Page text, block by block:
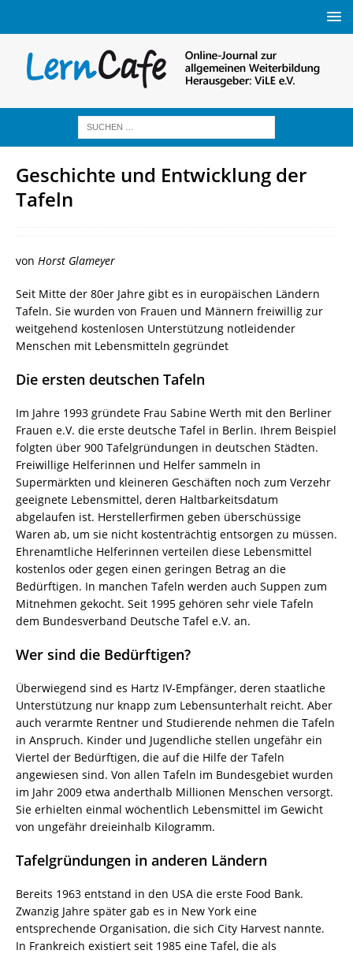
Geschichte und Entwicklung der
Tafeln
von Horst Glameyer
Seit Mitte der 80er Jahre gibt es in europäischen Ländern
Tafeln. Sie wurden von Frauen und Männern freiwillig zur
weitgehend kostenlosen Unterstützung notleidender
Menschen mit Lebensmitteln gegründet
Die ersten deutschen Tafeln
Im Jahre 1993 gründete Frau Sabine Werth mit den Berliner
Frauen e.V. die erste deutsche Tafel in Berlin. Ihrem Beispiel
folgten über 900 Tafelgründungen in deutschen Städten.
Freiwillige Helferinnen und Helfer sammeln in
Supermärkten und kleineren Geschäften noch zum Verzehr
geeignete Lebensmittel, deren Haltbarkeitsdatum
abgelaufen ist. Herstellerfirmen geben überschüssige
Waren ab, um sie nicht kostenträchtig entsorgen zu müssen.
Ehrenamtliche Helferinnen verteilen diese Lebensmittel
kostenlos oder gegen einen geringen Betrag an die
Bedürftigen. In manchen Tafeln werden auch Suppen zum
Mitnehmen gekocht. Seit 1995 gehören sehr viele Tafeln
dem Bundesverband Deutsche Tafel e.V. an.
Wer sind die Bedürftigen?
Überwiegend sind es Hartz IV-Empfänger, deren staatliche
Unterstützung nur knapp zum Lebensunterhalt reicht. Aber
auch verarmte Rentner und Studierende nehmen die Tafeln
in Anspruch. Kinder und Jugendliche stellen ungefähr ein
Viertel der Bedürftigen, die auf die Hilfe der Tafeln
angewiesen sind. Von allen Tafeln im Bundesgebiet wurden
im Jahr 2009 etwa anderthalb Millionen Menschen versorgt.
Sie erhielten einmal wöchentlich Lebensmittel im Gewicht
von ungefähr dreieinhalb Kilogramm.
Tafelgründungen in anderen Ländern
Bereits 1963 entstand in den USA die erste Food Bank.
Zwanzig Jahre später gab es in New York eine
entsprechende Organisation, die sich City Harvest nannte.
In Frankreich existiert seit 1985 eine Tafel, die als